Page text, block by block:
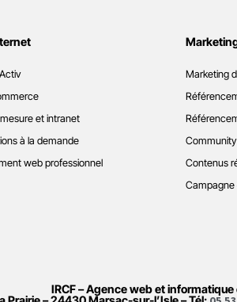
et intranet
à la demande
web professionnel
Marketing
Contenus
Campagne
IRCF – Agence web et